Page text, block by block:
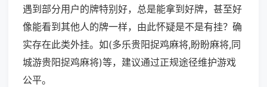
遇到部分用户的牌特别好，总是能拿到好牌，甚至好
像能看到其他人的牌一样，由此怀疑是不是有挂？确
实存在此类外挂。如(多乐贵阳捉鸡麻将,盼盼麻将,同
城游贵阳捉鸡麻将)等，建议通过正规途径维护游戏
公平。